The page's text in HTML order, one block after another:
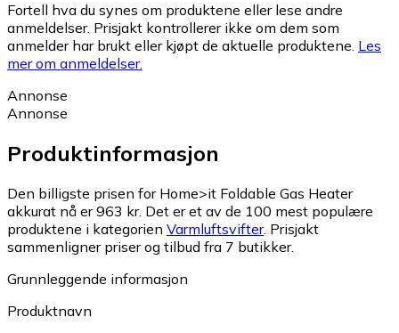
Fortell hva du synes om produktene eller lese andre
anmeldelser. Prisjakt kontrollerer ikke om dem som
anmelder har brukt eller kjøpt de aktuelle produktene. Les
mer om anmeldelser.
Annonse
Annonse
Produktinformasjon
Den billigste prisen for Home>it Foldable Gas Heater
akkurat nå er 963 kr. Det er et av de 100 mest populære
produktene i kategorien Varmluftsvifter. Prisjakt
sammenligner priser og tilbud fra 7 butikker.
Grunnleggende informasjon
Produktnavn